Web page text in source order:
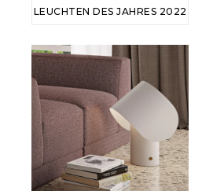
LEUCHTEN DES JAHRES 2022